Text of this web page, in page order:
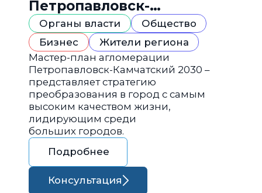
Петропавловск-
Камчатский 2030
Органы власти
Общество
Бизнес
Жители региона
Мастер-план агломерации
Петропавловск-Камчатский 2030 –
представляет стратегию
преобразования в город с самым
высоким качеством жизни,
лидирующим среди
больших городов.
Подробнее
Консультация